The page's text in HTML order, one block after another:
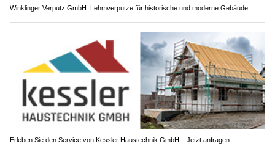
Winklinger Verputz GmbH: Lehmverputze für historische und moderne Gebäude
Erleben Sie den Service von Kessler Haustechnik GmbH – Jetzt anfragen